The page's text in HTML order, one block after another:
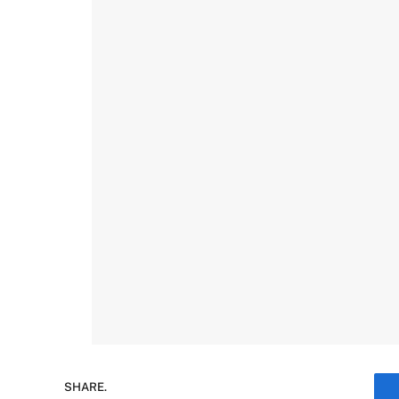
SHARE.